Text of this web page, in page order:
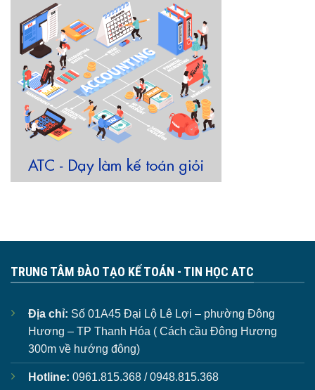
TRUNG TÂM ĐÀO TẠO KẾ TOÁN - TIN HỌC ATC
Địa chỉ: Số 01A45 Đại Lộ Lê Lợi – phường Đông
Hương – TP Thanh Hóa ( Cách cầu Đông Hương
300m về hướng đông)
Hotline: 0961.815.368 / 0948.815.368